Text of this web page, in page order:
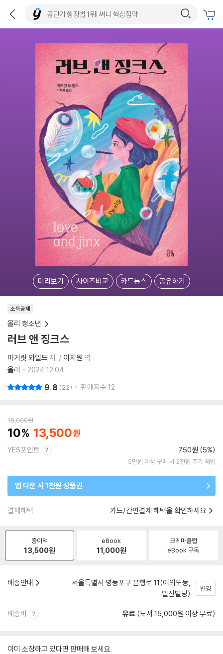
미리보기 사이즈비교 카드뉴스 공유하기
소득공제
올리 청소년
러브 앤 징크스
마거릿 와일드 저 이지원 역
올리
2024.12.04.
9.8 22 판매지수 12
15,000원
10 13,500
YES포인트 750원 (5%)
5만원 이상 구매 시 2천원 추가 적립
앱 다운 시 1천원 상품권
결제혜택 카드/간편결제 혜택을 확인하세요
종이책
13,500원
eBook
11,000원
크레마클럽
eBook 구독
배송안내
서울특별시 영등포구 은행로 11(여의도동,
일신빌딩)
변경
배송비 유료 (도서 15,000원 이상 무료)
이미 소장하고 있다면 판매해 보세요.